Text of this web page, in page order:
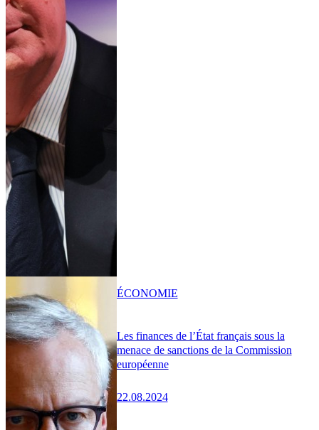
Les finances de l’État français sous la
menace de sanctions de la Commission
européenne
22.08.2024
ÉCONOMIE